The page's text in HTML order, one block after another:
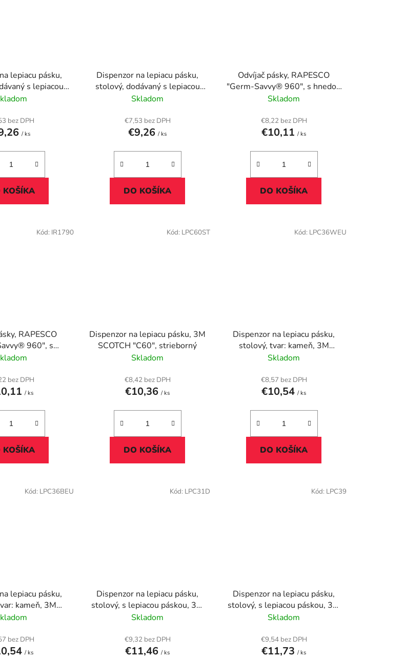
lepiacu pásku,
s lepiacou
SCOTCH "C18",
bez DPH
/ ks
KOŠÍKA
Dispenzor na lepiacu pásku,
stolový, dodávaný s lepiacou
páskou, 3M SCOTCH "C18",
Skladom
€7,53 bez DPH
€9,26/ ks
DO KOŠÍKA
Odvíjač pásky, RAPESCO
"Germ-Savvy® 960", s hnedou
baliacou páskou
Skladom
€8,22 bez DPH
€10,11/ ks
DO KOŠÍKA
RAPESCO
960", s
baliacou páskou
bez DPH
/ ks
KOŠÍKA
Kód: IR1790
Dispenzor na lepiacu pásku, 3M
SCOTCH "C60", strieborný
Skladom
€8,42 bez DPH
€10,36/ ks
DO KOŠÍKA
Kód: LPC60ST
Dispenzor na lepiacu pásku,
stolový, tvar: kameň, 3M
SCOTCH, biely
Skladom
€8,57 bez DPH
€10,54/ ks
DO KOŠÍKA
Kód: LPC36WEU
lepiacu pásku,
kameň, 3M
čierny
bez DPH
/ ks
Kód: LPC36BEU
Dispenzor na lepiacu pásku,
stolový, s lepiacou páskou, 3M
SCOTCH "C31", pes
Skladom
€9,32 bez DPH
€11,46/ ks
Kód: LPC31D
Dispenzor na lepiacu pásku,
stolový, s lepiacou páskou, 3M
SCOTCH "C39", mačička
Skladom
€9,54 bez DPH
€11,73/ ks
Kód: LPC39